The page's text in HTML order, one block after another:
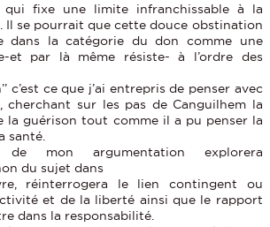
qui fixe une limite infranchissable à la
Il se pourrait que cette douce obstination
dans la catégorie du don comme une
et par là même résiste- à l’ordre des
c’est ce que j’ai entrepris de penser avec
cherchant sur les pas de Canguilhem la
la guérison tout comme il a pu penser la
santé.
de mon argumentation explorera
du sujet dans
réinterrogera le lien contingent ou
et de la liberté ainsi que le rapport
dans la responsabilité.